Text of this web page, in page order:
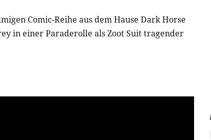
Comic-Reihe aus dem Hause Dark Horse
in einer Paraderolle als Zoot Suit tragender